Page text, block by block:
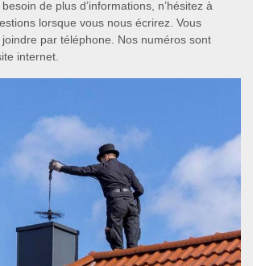
de plus d’informations, n’hésitez à
lorsque vous nous écrirez. Vous
par téléphone. Nos numéros sont
internet.